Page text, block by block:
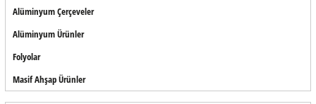
Alüminyum Çerçeveler
Alüminyum Ürünler
Folyolar
Masif Ahşap Ürünler